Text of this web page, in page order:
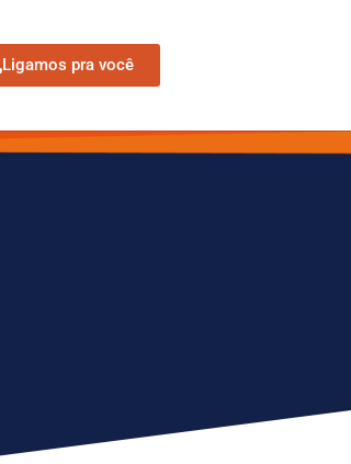
Ligamos pra você